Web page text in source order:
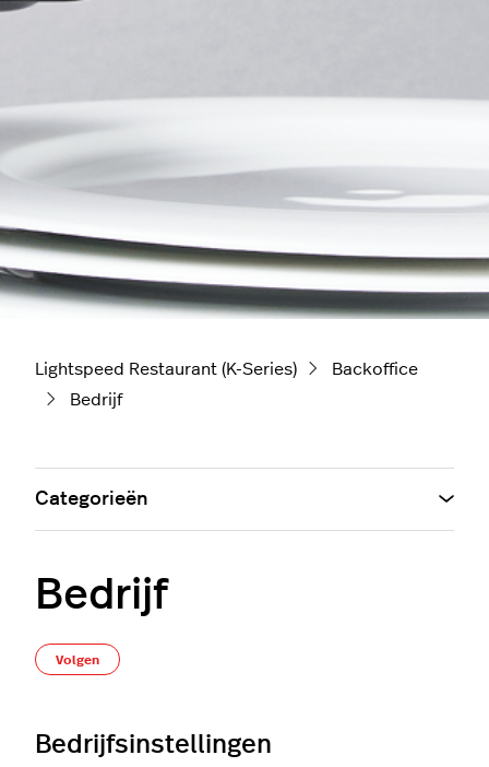
Lightspeed Restaurant (K-Series)
Backoffice
Bedrijf
Bedrijf
Volgen
Bedrijfsinstellingen
Categorieën